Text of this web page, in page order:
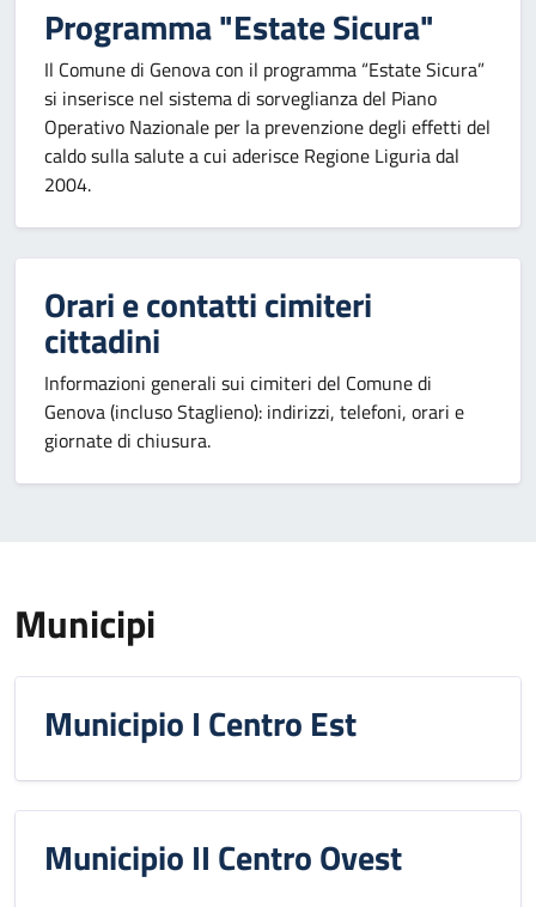
Programma "Estate Sicura"
Il Comune di Genova con il programma “Estate Sicura”
si inserisce nel sistema di sorveglianza del Piano
Operativo Nazionale per la prevenzione degli effetti del
caldo sulla salute a cui aderisce Regione Liguria dal
2004.
Orari e contatti cimiteri
cittadini
Informazioni generali sui cimiteri del Comune di
Genova (incluso Staglieno): indirizzi, telefoni, orari e
giornate di chiusura.
Municipi
Municipio I Centro Est
Municipio II Centro Ovest